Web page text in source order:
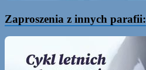
Zaproszenia z innych parafii: